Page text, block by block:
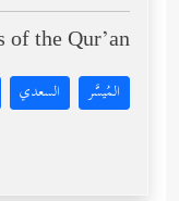
the Qur’an:
المُيسَّر السعدي